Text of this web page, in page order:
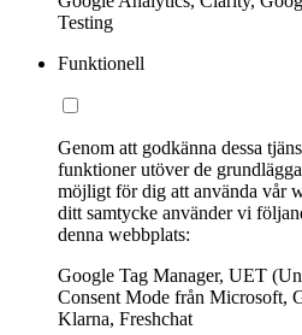
Testing
Funktionell
Genom att godkänna dessa
funktioner utöver de
möjligt för dig att använda vår
ditt samtycke använder vi
denna webbplats:
Google Tag Manager, UET
Consent Mode från Microsoft,
Klarna, Freshchat